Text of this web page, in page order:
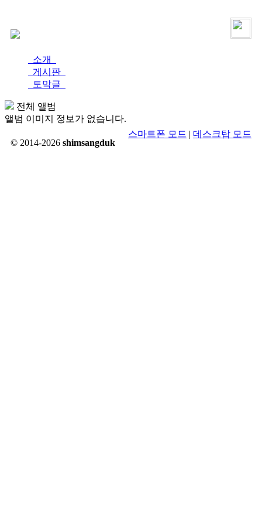
소개
게시판
토막글
전체 앨범
앨범 이미지 정보가 없습니다.
© 2014-2026 shimsangduk
스마트폰 모드 | 데스크탑 모드